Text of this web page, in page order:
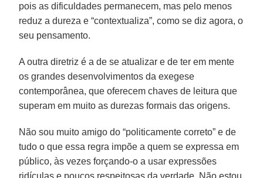
pois as dificuldades permanecem, mas pelo menos
reduz a dureza e “contextualiza”, como se diz agora, o
seu pensamento.
A outra diretriz é a de se atualizar e de ter em mente
os grandes desenvolvimentos da exegese
contemporânea, que oferecem chaves de leitura que
superam em muito as durezas formais das origens.
Não sou muito amigo do “politicamente correto” e de
tudo o que essa regra impõe a quem se expressa em
público, às vezes forçando-o a usar expressões
ridículas e poucos respeitosas da verdade. Não estou